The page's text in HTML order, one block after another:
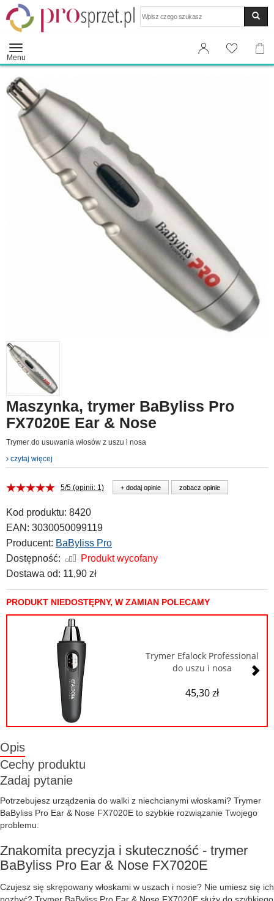
Menu
Maszynka, trymer BaByliss Pro
FX7020E Ear & Nose
Trymer do usuwania włosów z uszu i nosa
czytaj więcej
5/5 (opinii: 1) + dodaj opinie zobacz opinie
Kod produktu: 8420
EAN: 3030050099119
Producent: BaByliss Pro
Dostępność:
Produkt wycofany
Dostawa od: 11,90 zł
PRODUKT NIEDOSTĘPNY, W ZAMIAN POLECAMY
Trymer Efalock Professional
do uszu i nosa
45,30 zł
Opis
Cechy produktu
Zadaj pytanie
Potrzebujesz urządzenia do walki z niechcianymi włoskami? Trymer
BaByliss Pro Ear & Nose FX7020E to szybkie rozwiązanie Twojego
problemu.
Znakomita precyzja i skuteczność - trymer
BaByliss Pro Ear & Nose FX7020E
Czujesz się skrępowany włoskami w uszach i nosie? Nie umiesz się ich